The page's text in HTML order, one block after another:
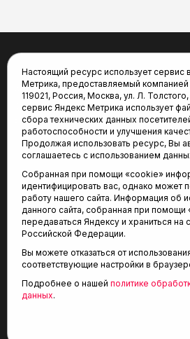
Новости
Статьи
Афиша
Видео
Фото
Виды спорта
«Спортивный меридиан»
Архив
СМИ Агентство спортивных новостей
зарегистрировано Федеральной
в сфере связи, информационных
коммуникаций (Роскомнадзор),
и дата: серия Эл № ФС77-81090 от 25
Настоящий ресурс использует сервис
Метрика, предоставляемый
119021, Россия, Москва, ул. Л.
сервис Яндекс Метрика использует
сбора технических данных
работоспособности и улучшения
Продолжая использовать ресурс, Вы
соглашаетесь с использованием
Собранная при помощи «cookie»
идентифицировать вас, однако может
работу нашего сайта. Информация об
данного сайта, собранная при помощи
передаваться Яндексу и храниться на
Российской Федерации.
Вы можете отказаться от
соответствующие настройки в
Подробнее о нашей политике
данных.